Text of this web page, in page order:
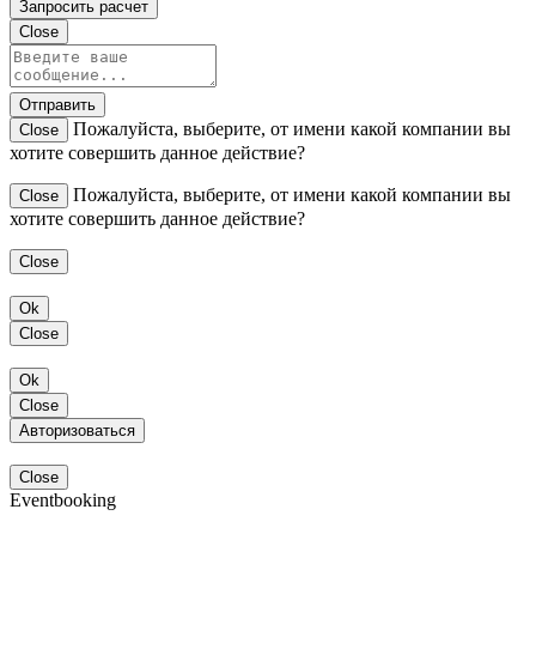
Запросить расчет
Close
Отправить
Close
Пожалуйста, выберите, от имени какой компании вы
хотите совершить данное действие?
Close
Пожалуйста, выберите, от имени какой компании вы
хотите совершить данное действие?
Close
Ok
Close
Ok
Close
Авторизоваться
Close
Eventbooking